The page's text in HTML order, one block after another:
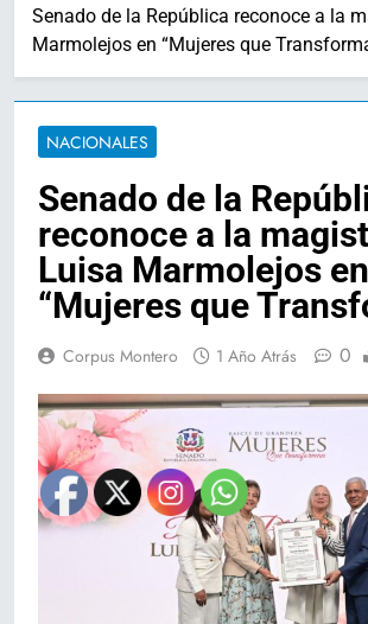
Senado de la República reconoce a la
Marmolejos en “Mujeres que
NACIONALES
Senado de la
reconoce a la
Luisa Marmolejos en
“Mujeres que
Corpus Montero 1 Año Atrás 0